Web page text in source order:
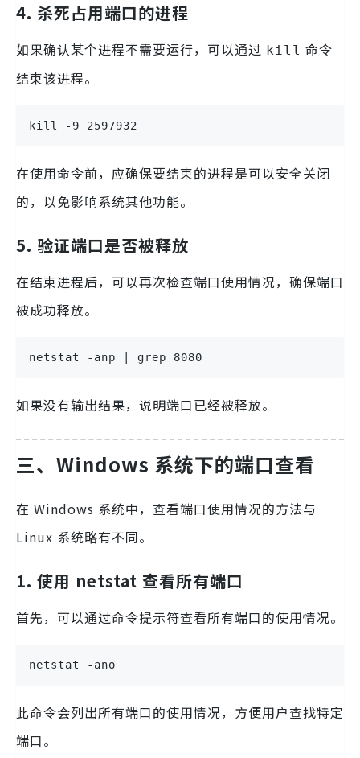
4. 杀死占用端口的进程
如果确认某个进程不需要运行，可以通过 kill 命令
结束该进程。
kill -9 2597932
在使用命令前，应确保要结束的进程是可以安全关闭
的，以免影响系统其他功能。
5. 验证端口是否被释放
在结束进程后，可以再次检查端口使用情况，确保端口
被成功释放。
netstat -anp | grep 8080
如果没有输出结果，说明端口已经被释放。
三、Windows 系统下的端口查看
在 Windows 系统中，查看端口使用情况的方法与
Linux 系统略有不同。
1. 使用 netstat 查看所有端口
首先，可以通过命令提示符查看所有端口的使用情况。
netstat -ano
此命令会列出所有端口的使用情况，方便用户查找特定
端口。